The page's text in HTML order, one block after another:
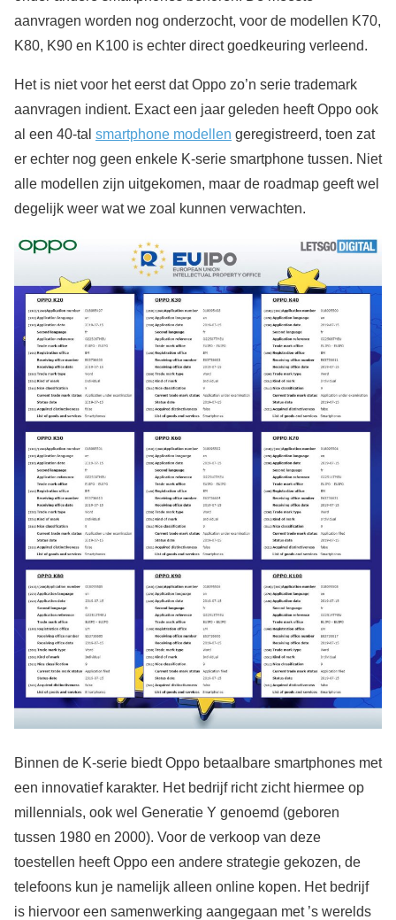
aanvragen worden nog onderzocht, voor de modellen K70,
K80, K90 en K100 is echter direct goedkeuring verleend.
Het is niet voor het eerst dat Oppo zo’n serie trademark
aanvragen indient. Exact een jaar geleden heeft Oppo ook
al een 40-tal smartphone modellen geregistreerd, toen zat
er echter nog geen enkele K-serie smartphone tussen. Niet
alle modellen zijn uitgekomen, maar de roadmap geeft wel
degelijk weer wat we zoal kunnen verwachten.
Binnen de K-serie biedt Oppo betaalbare smartphones met
een innovatief karakter. Het bedrijf richt zicht hiermee op
millennials, ook wel Generatie Y genoemd (geboren
tussen 1980 en 2000). Voor de verkoop van deze
toestellen heeft Oppo een andere strategie gekozen, de
telefoons kun je namelijk alleen online kopen. Het bedrijf
is hiervoor een samenwerking aangegaan met ’s werelds